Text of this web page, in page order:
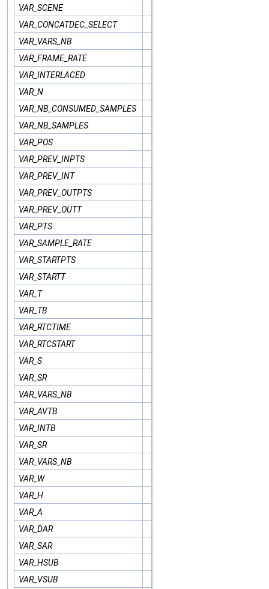
VAR_SCENE
VAR_CONCATDEC_SELECT
VAR_VARS_NB
VAR_FRAME_RATE
VAR_INTERLACED
VAR_N
VAR_NB_CONSUMED_SAMPLES
VAR_NB_SAMPLES
VAR_POS
VAR_PREV_INPTS
VAR_PREV_INT
VAR_PREV_OUTPTS
VAR_PREV_OUTT
VAR_PTS
VAR_SAMPLE_RATE
VAR_STARTPTS
VAR_STARTT
VAR_T
VAR_TB
VAR_RTCTIME
VAR_RTCSTART
VAR_S
VAR_SR
VAR_VARS_NB
VAR_AVTB
VAR_INTB
VAR_SR
VAR_VARS_NB
VAR_W
VAR_H
VAR_A
VAR_DAR
VAR_SAR
VAR_HSUB
VAR_VSUB